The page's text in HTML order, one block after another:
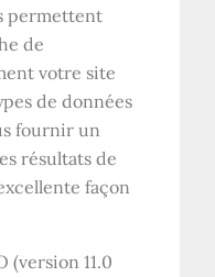
permettent
de
votre site
de données
fournir un
résultats de
façon
(version 11.0